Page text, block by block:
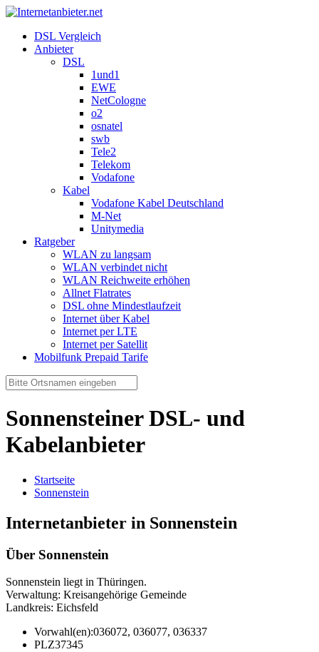
DSL Vergleich
Anbieter
DSL
1und1
EWE
NetCologne
o2
osnatel
swb
Tele2
Telekom
Vodafone
Kabel
Vodafone Kabel Deutschland
M-Net
Unitymedia
Ratgeber
WLAN zu langsam
WLAN verbindet nicht
WLAN Reichweite erhöhen
Allnet Flatrates
DSL ohne Mindestlaufzeit
Internet über Kabel
Internet per LTE
Internet per Satellit
Mobilfunk Prepaid Tarife
Sonnensteiner DSL- und
Kabelanbieter
Startseite
Sonnenstein
Internetanbieter in Sonnenstein
Über Sonnenstein
Sonnenstein liegt in Thüringen.
Verwaltung: Kreisangehörige Gemeinde
Landkreis: Eichsfeld
Vorwahl(en):036072, 036077, 036337
PLZ37345